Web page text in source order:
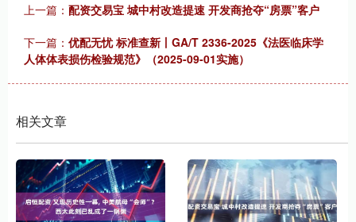
上一篇： 配资交易宝 城中村改造提速 开发商抢夺“房票”客户
下一篇： 优配无忧 标准查新丨GA/T 2336-2025《法医临床学
人体体表损伤检验规范》（2025-09-01实施）
相关文章